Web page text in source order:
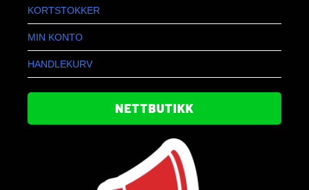
KORTSTOKKER
MIN KONTO
HANDLEKURV
NETTBUTIKK